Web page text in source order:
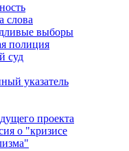
слова
выборы
полиция
суд
указатель
проекта
о "кризисе